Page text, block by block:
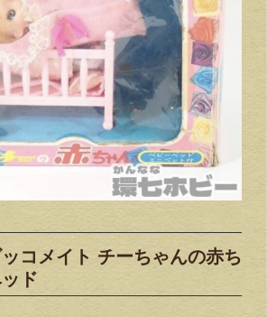
ッコメイト チーちゃんの赤ち
ド